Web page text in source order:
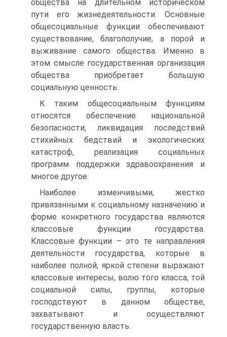
общества на длительном историческом
пути его жизнедеятельности. Основные
общесоциальные функции обеспечивают
существование, благополучие, а порой и
выживание самого общества. Именно в
этом смысле государственная организация
общества приобретает большую
социальную ценность.
К таким общесоциальным функциям
относятся обеспечение национальной
безопасности, ликвидация последствий
стихийных бедствий и экологических
катастроф, реализация социальных
программ поддержки здравоохранения и
многое другое.
Наиболее изменчивыми, жестко
привязанными к социальному назначению и
форме конкретного государства являются
классовые функции государства.
Классовые функции – это те направления
деятельности государства, которые в
наиболее полной, яркой степени выражают
классовые интересы, волю того класса, той
социальной силы, группы, которые
господствуют в данном обществе,
захватывают и осуществляют
государственную власть.